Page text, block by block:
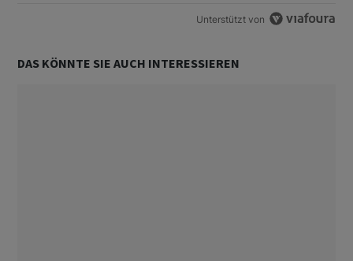
Unterstützt von
DAS KÖNNTE SIE AUCH INTERESSIEREN